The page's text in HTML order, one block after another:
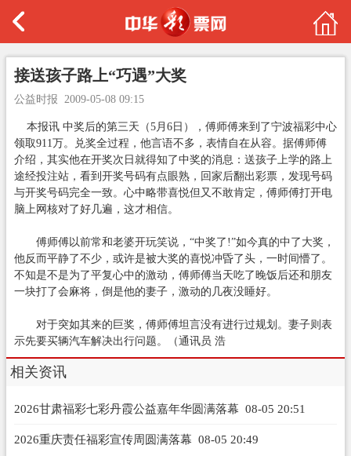
接送孩子路上“巧遇”大奖
公益时报 2009-05-08 09:15
本报讯 中奖后的第三天（5月6日），傅师傅来到了宁波福彩中心
领取911万。兑奖全过程，他言语不多，表情自在从容。据傅师傅
介绍，其实他在开奖次日就得知了中奖的消息：送孩子上学的路上
途经投注站，看到开奖号码有点眼熟，回家后翻出彩票，发现号码
与开奖号码完全一致。心中略带喜悦但又不敢肯定，傅师傅打开电
脑上网核对了好几遍，这才相信。
傅师傅以前常和老婆开玩笑说，“中奖了!”如今真的中了大奖，
他反而平静了不少，或许是被大奖的喜悦冲昏了头，一时间懵了。
不知是不是为了平复心中的激动，傅师傅当天吃了晚饭后还和朋友
一块打了会麻将，倒是他的妻子，激动的几夜没睡好。
对于突如其来的巨奖，傅师傅坦言没有进行过规划。妻子则表
示先要买辆汽车解决出行问题。（通讯员 浩
相关资讯
2026甘肃福彩七彩丹霞公益嘉年华圆满落幕 08-05 20:51
2026重庆责任福彩宣传周圆满落幕 08-05 20:49